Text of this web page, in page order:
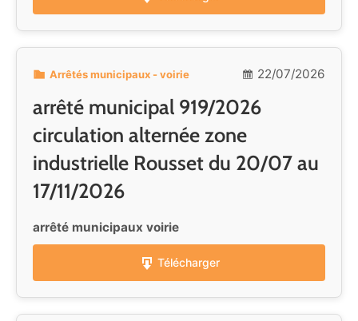
Arrêtés municipaux - voirie 22/07/2026
arrêté municipal 919/2026
circulation alternée zone
industrielle Rousset du 20/07 au
17/11/2026
arrêté municipaux voirie
Télécharger